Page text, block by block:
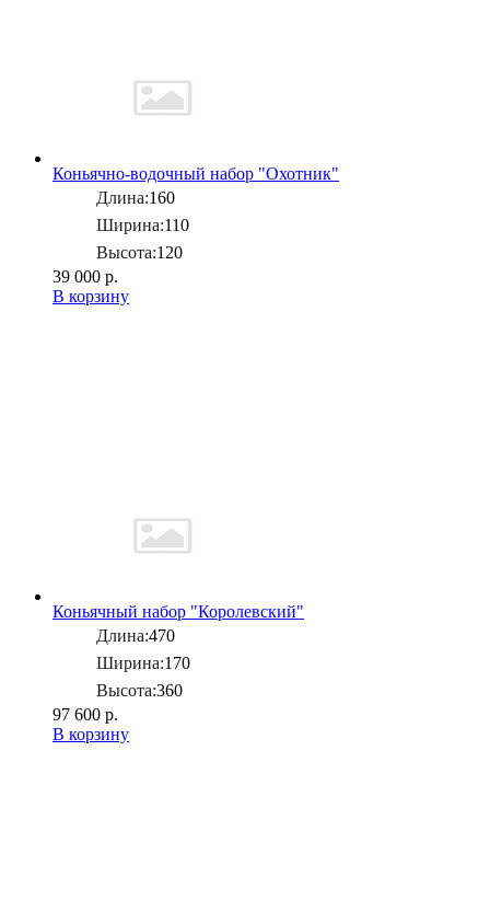
Коньячно-водочный набор "Охотник"
Длина:160
Ширина:110
Высота:120
39 000 р.
В корзину
Коньячный набор "Королевский"
Длина:470
Ширина:170
Высота:360
97 600 р.
В корзину